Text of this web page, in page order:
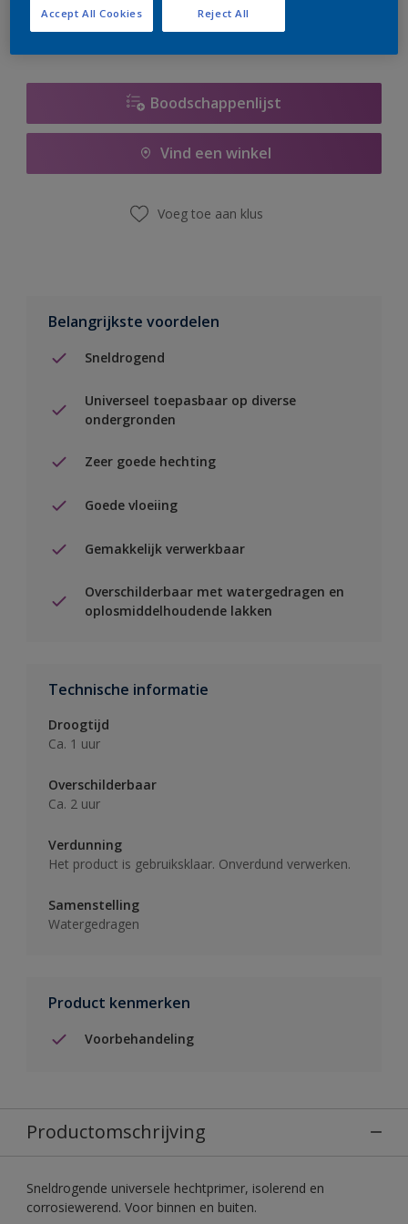
Boodschappenlijst
Vind een winkel
Voeg toe aan klus
Belangrijkste voordelen
Sneldrogend
Universeel toepasbaar op diverse
ondergronden
Zeer goede hechting
Goede vloeiing
Gemakkelijk verwerkbaar
Overschilderbaar met watergedragen en
oplosmiddelhoudende lakken
Technische informatie
Droogtijd
Ca. 1 uur
Overschilderbaar
Ca. 2 uur
Verdunning
Het product is gebruiksklaar. Onverdund verwerken.
Samenstelling
Watergedragen
Product kenmerken
Voorbehandeling
Productomschrijving
Sneldrogende universele hechtprimer, isolerend en
corrosiewerend. Voor binnen en buiten.
Reject All
Accept All Cookies